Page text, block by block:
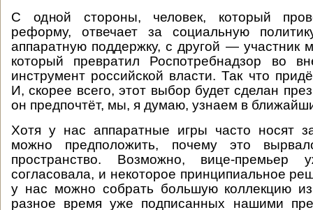
С одной стороны, человек, который
реформу, отвечает за социальную
аппаратную поддержку, с другой — участник
который превратил Роспотребнадзор во
инструмент российской власти. Так что
И, скорее всего, этот выбор будет сделан
он предпочтёт, мы, я думаю, узнаем в
Хотя у нас аппаратные игры часто носят
можно предположить, почему это
пространство. Возможно, вице-премьер
согласовала, и некоторое принципиальное
у нас можно собрать большую коллекцию
разное время уже подписанных нашими